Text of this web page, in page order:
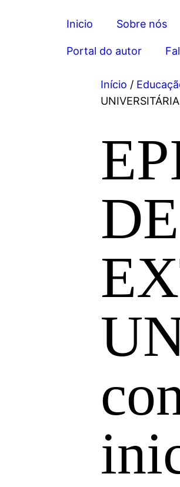
Inicio Sobre nós
Portal do autor
Início /